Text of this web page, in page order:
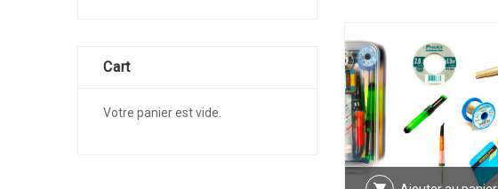
Cart
Votre panier est vide.